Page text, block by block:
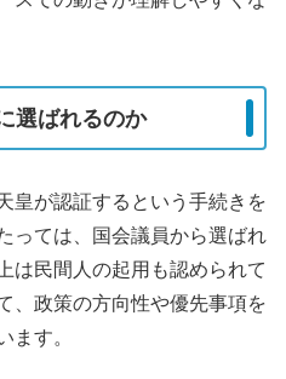
選ばれるのか
皇が認証するという手続きを
っては、国会議員から選ばれ
は民間人の起用も認められて
、政策の方向性や優先事項を
ます。